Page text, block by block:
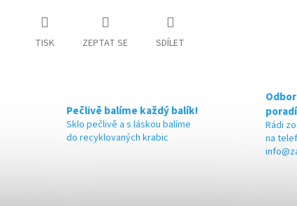
TISK ZEPTAT SE SDÍLET
Pečlivě balíme každý balík!
Sklo pečlivě a s láskou balíme
do recyklovaných krabic
Rádi
na